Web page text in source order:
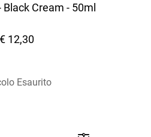
Cream - 50ml
€ 12,30
Esaurito